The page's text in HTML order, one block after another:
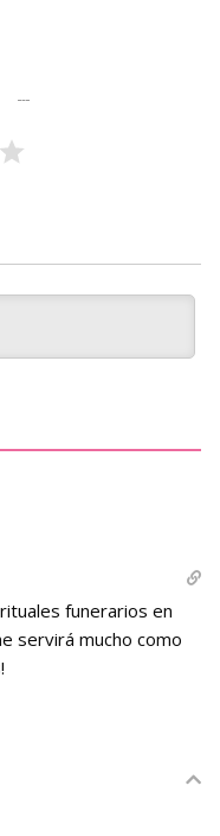
funerarios en
servirá mucho como